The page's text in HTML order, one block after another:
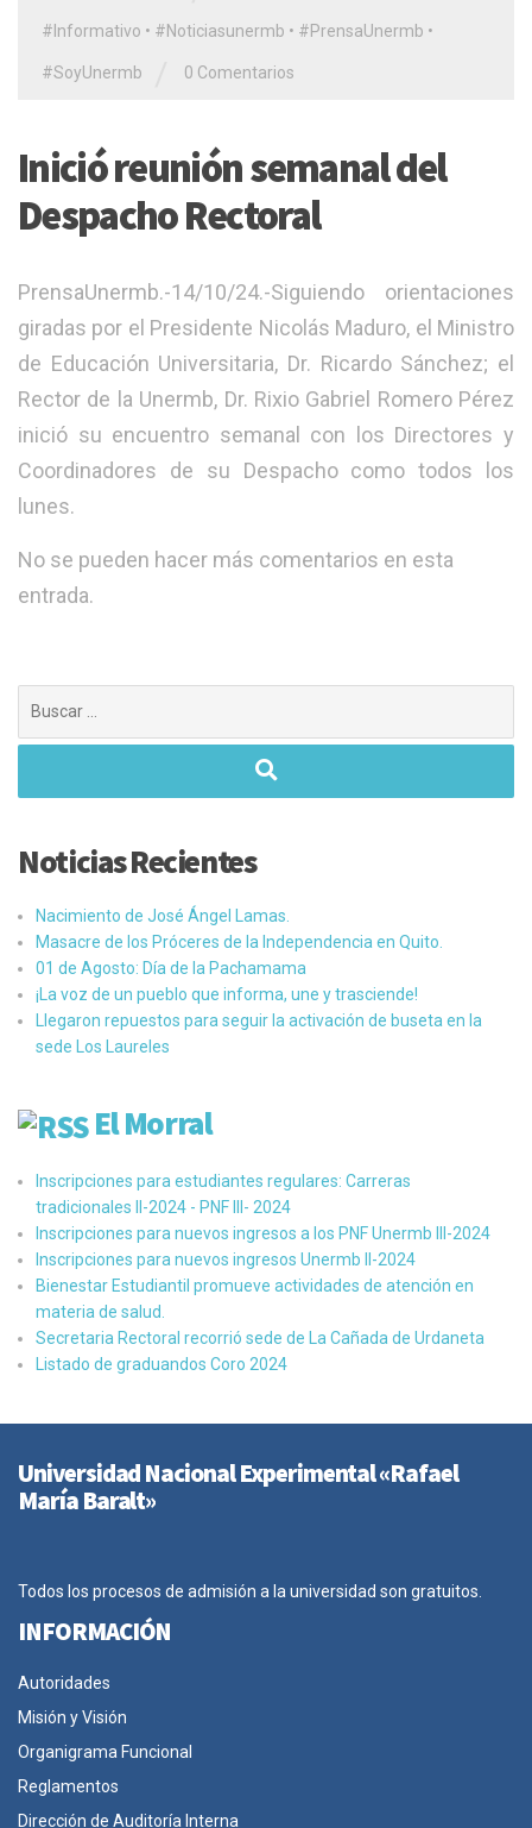
#Informativo • #Noticiasunermb • #PrensaUnermb •
#SoyUnermb 0 Comentarios
Inició reunión semanal del
Despacho Rectoral
PrensaUnermb.-14/10/24.-Siguiendo orientaciones
giradas por el Presidente Nicolás Maduro, el Ministro
de Educación Universitaria, Dr. Ricardo Sánchez; el
Rector de la Unermb, Dr. Rixio Gabriel Romero Pérez
inició su encuentro semanal con los Directores y
Coordinadores de su Despacho como todos los
lunes.
No se pueden hacer más comentarios en esta
entrada.
Noticias Recientes
Nacimiento de José Ángel Lamas.
Masacre de los Próceres de la Independencia en Quito.
01 de Agosto: Día de la Pachamama
¡La voz de un pueblo que informa, une y trasciende!
Llegaron repuestos para seguir la activación de buseta en la
sede Los Laureles
El Morral
Inscripciones para estudiantes regulares: Carreras
tradicionales II-2024 - PNF III- 2024
Inscripciones para nuevos ingresos a los PNF Unermb III-2024
Inscripciones para nuevos ingresos Unermb II-2024
Bienestar Estudiantil promueve actividades de atención en
materia de salud.
Secretaria Rectoral recorrió sede de La Cañada de Urdaneta
Listado de graduandos Coro 2024
Universidad Nacional Experimental «Rafael
María Baralt»
Todos los procesos de admisión a la universidad son gratuitos.
INFORMACIÓN
Autoridades
Misión y Visión
Organigrama Funcional
Reglamentos
Dirección de Auditoría Interna